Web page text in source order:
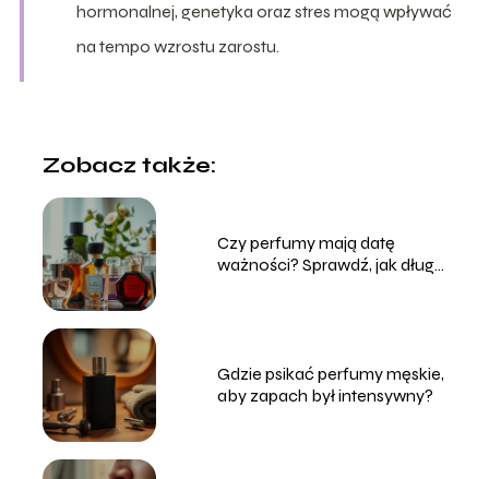
hormonalnej, genetyka oraz stres mogą wpływać
na tempo wzrostu zarostu.
Zobacz także:
Czy perfumy mają datę
ważności? Sprawdź, jak długo
Gdzie psikać perfumy męskie,
aby zapach był intensywny?